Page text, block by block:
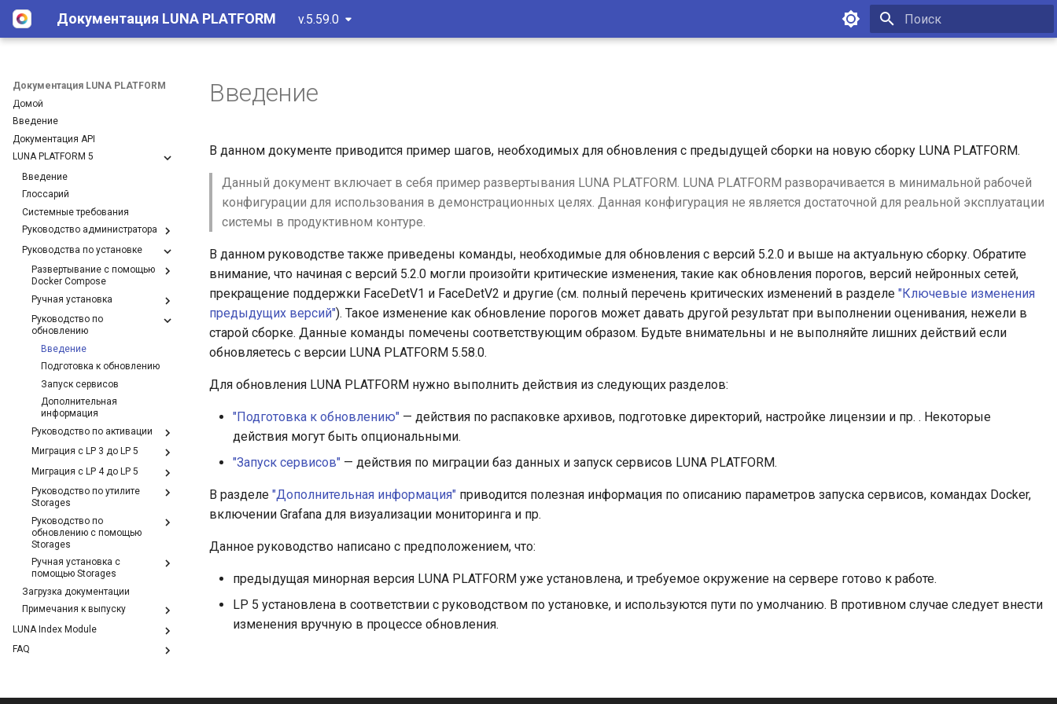
Документация LUNA PLATFORM v.5.59.0
Документация LUNA PLATFORM
Домой
Введение
Документация API
LUNA PLATFORM 5
Введение
Глоссарий
Системные требования
Руководство администратора
Руководства по установке
Развертывание с помощью
Docker Compose
Ручная установка
Руководство по
обновлению
Введение
Подготовка к обновлению
Запуск сервисов
Дополнительная
информация
Руководство по активации
Миграция с LP 3 до LP 5
Миграция с LP 4 до LP 5
Руководство по утилите
Storages
Руководство по
обновлению с помощью
Storages
Ручная установка с
помощью Storages
Загрузка документации
Примечания к выпуску
LUNA Index Module
FAQ
Введение
В данном документе приводится пример шагов, необходимых для обновления с предыдущей сборки на новую сборку LUNA PLATFORM.
Данный документ включает в себя пример развертывания LUNA PLATFORM. LUNA PLATFORM разворачивается в минимальной рабочей
конфигурации для использования в демонстрационных целях. Данная конфигурация не является достаточной для реальной эксплуатации
системы в продуктивном контуре.
В данном руководстве также приведены команды, необходимые для обновления с версий 5.2.0 и выше на актуальную сборку. Обратите
внимание, что начиная с версий 5.2.0 могли произойти критические изменения, такие как обновления порогов, версий нейронных сетей,
прекращение поддержки FaceDetV1 и FaceDetV2 и другие (см. полный перечень критических изменений в разделе "Ключевые изменения
предыдущих версий"). Такое изменение как обновление порогов может давать другой результат при выполнении оценивания, нежели в
старой сборке. Данные команды помечены соответствующим образом. Будьте внимательны и не выполняйте лишних действий если
обновляетесь с версии LUNA PLATFORM 5.58.0.
Для обновления LUNA PLATFORM нужно выполнить действия из следующих разделов:
"Подготовка к обновлению" — действия по распаковке архивов, подготовке директорий, настройке лицензии и пр. . Некоторые
действия могут быть опциональными.
"Запуск сервисов" — действия по миграции баз данных и запуск сервисов LUNA PLATFORM.
В разделе "Дополнительная информация" приводится полезная информация по описанию параметров запуска сервисов, командах Docker,
включении Grafana для визуализации мониторинга и пр.
Данное руководство написано с предположением, что:
предыдущая минорная версия LUNA PLATFORM уже установлена, и требуемое окружение на сервере готово к работе.
LP 5 установлена в соответствии с руководством по установке, и используются пути по умолчанию. В противном случае следует внести
изменения вручную в процессе обновления.